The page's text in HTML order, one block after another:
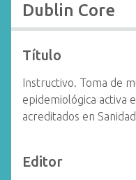
Dublin Core
Título
Instructivo. Toma de
epidemiológica activa
acreditados en
Editor